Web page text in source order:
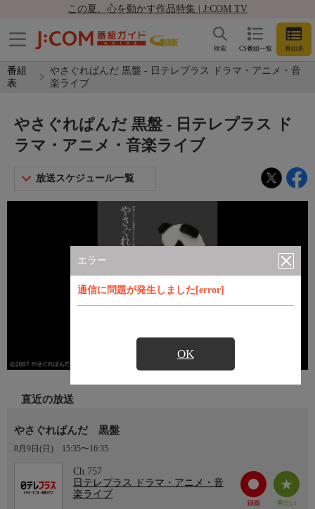
この夏、心を動かす作品特集 | J:COM TV
CS番組一覧 番組表
検索
番組
表
やさぐれぱんだ 黒盤 - 日テレプラス ドラマ・アニメ・音
楽ライブ
エラー
通信に問題が発生しました[error]
OK
やさぐれぱんだ 黒盤 - 日テレプラス ド
ラマ・アニメ・音楽ライブ
放送スケジュール一覧
直近の放送
やさぐれぱんだ 黒盤
8月9日(日) 15:35〜16:35
Ch.757
日テレプラス ドラマ・アニメ・音
楽ライブ